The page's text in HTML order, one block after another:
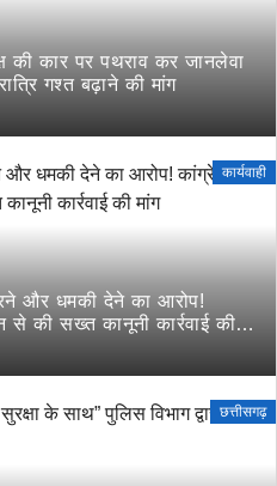
कार पर पथराव कर जानलेवा
गश्त बढ़ाने की मांग
कार्यवाही
और धमकी देने का आरोप!
से की सख्त कानूनी कार्रवाई की
छत्तीसगढ़